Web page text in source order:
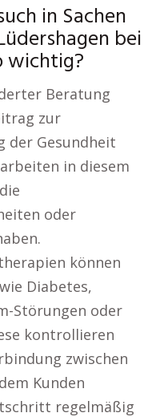
in Sachen
bei
wichtig?
Beratung
zur
der Gesundheit
in diesem
oder
können
Diabetes,
Störungen oder
kontrollieren
zwischen
Kunden
regelmäßig